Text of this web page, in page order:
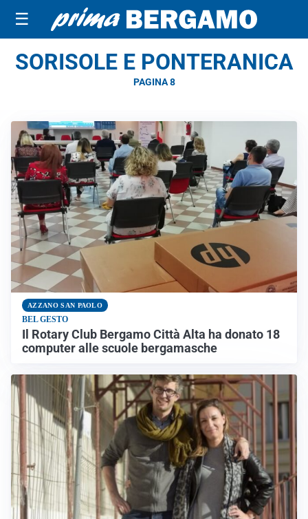
☰
SORISOLE E PONTERANICA
PAGINA 8
AZZANO SAN PAOLO
BEL GESTO
Il Rotary Club Bergamo Città Alta ha donato 18
computer alle scuole bergamasche